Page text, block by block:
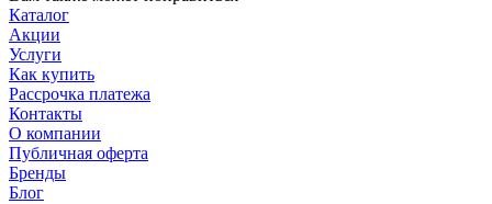
Каталог
Акции
Услуги
Как купить
Рассрочка платежа
Контакты
О компании
Публичная оферта
Бренды
Блог